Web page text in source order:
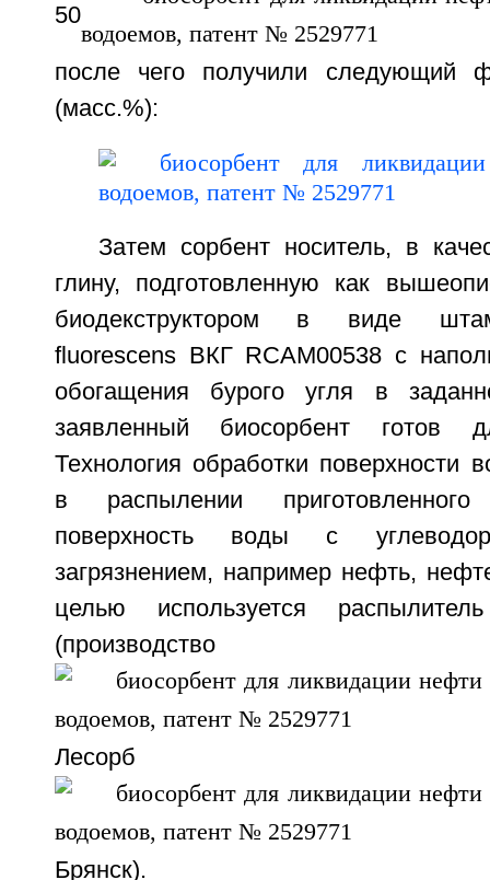
50
после чего получили следующий
(масс.%):
Затем сорбент носитель, в
глину, подготовленную как
биодекструктором в виде
fluorescens ВКГ RCAM00538 с
обогащения бурого угля в
заявленный биосорбент готов
Технология обработки поверхности
в распылении
поверхность воды с
загрязнением, например нефть,
целью используется
Лесорб
Брянск).